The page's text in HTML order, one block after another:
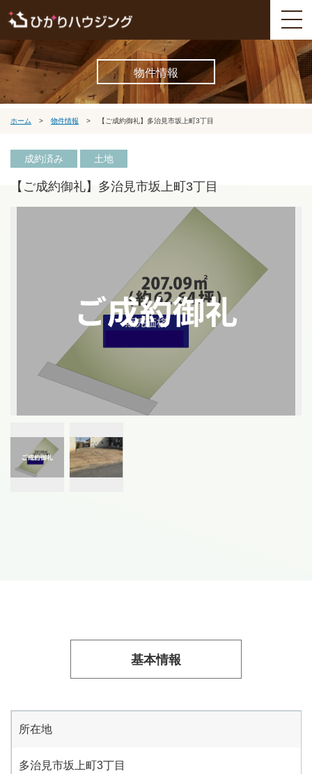
物件情報
ホーム > 物件情報 > 【ご成約御礼】多治見市坂上町3丁目
成約済み 土地
【ご成約御礼】多治見市坂上町3丁目
基本情報
所在地
多治見市坂上町3丁目